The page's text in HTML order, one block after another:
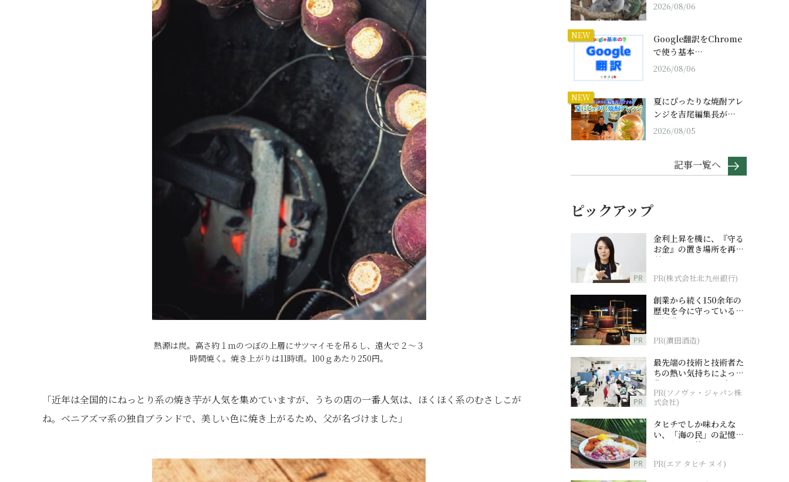
熱源は炭。高さ約１ｍのつぼの上層にサツマイモを吊るし、遠火で２〜３
時間焼く。焼き上がりは11時頃。100ｇあたり250円。
「近年は全国的にねっとり系の焼き芋が人気を集めていますが、うちの店の一番人気は、ほくほく系のむさしこが
ね。ベニアズマ系の独自ブランドで、美しい色に焼き上がるため、父が名づけました」
2026/08/06
NEW
Google翻訳をChrome
で使う基本…
2026/08/06
NEW
夏にぴったりな焼酎アレ
ンジを吉尾編集長が…
2026/08/05
記事一覧へ
ピックアップ
PR
金利上昇を機に、『守る
お金』の置き場所を再検
討
PR(株式会社北九州銀行)
PR
創業から続く150余年の
歴史を今に守っている濵
田酒造
PR(濵田酒造)
PR
最先端の技術と技術者た
ちの熱い気持ちによって
作られているオーダーメ
イド補聴器
PR(ソノヴァ・ジャパン株
式会社)
PR
タヒチでしか味わえな
い、「海の民」の記憶へ
とつながる旅
PR(エア タヒチ ヌイ)